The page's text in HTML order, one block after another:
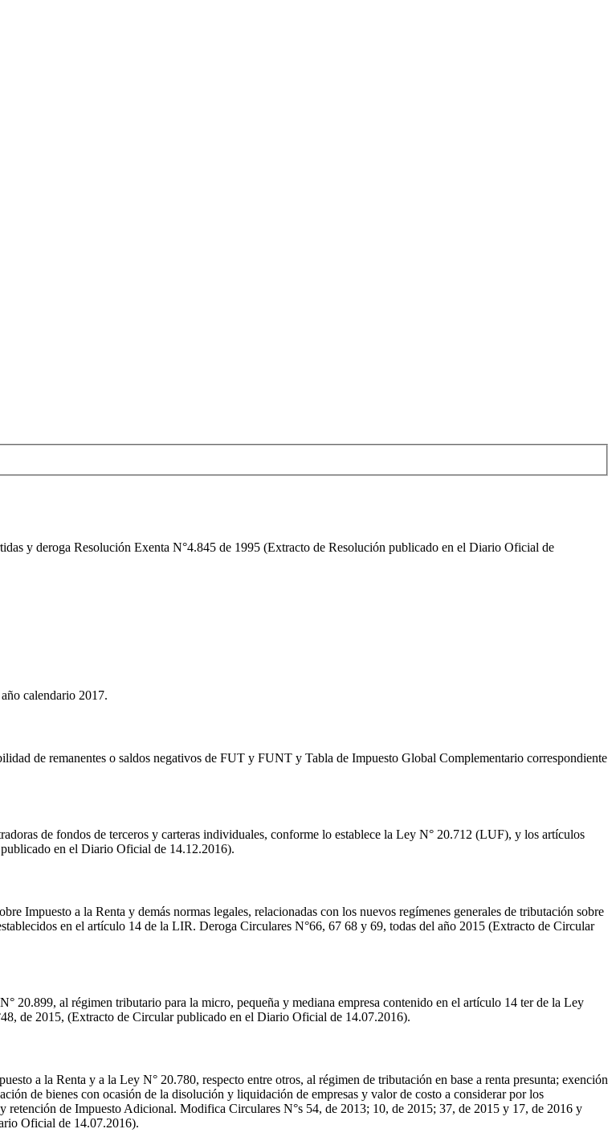
y deroga Resolución Exenta N°4.845 de 1995 (Extracto de Resolución publicado en el Diario Oficial de
calendario 2017.
de remanentes o saldos negativos de FUT y FUNT y Tabla de Impuesto Global Complementario correspondiente
de fondos de terceros y carteras individuales, conforme lo establece la Ley N° 20.712 (LUF), y los artículos
en el Diario Oficial de 14.12.2016).
Impuesto a la Renta y demás normas legales, relacionadas con los nuevos regímenes generales de tributación sobre
en el artículo 14 de la LIR. Deroga Circulares N°66, 67 68 y 69, todas del año 2015 (Extracto de Circular
20.899, al régimen tributario para la micro, pequeña y mediana empresa contenido en el artículo 14 ter de la Ley
de 2015, (Extracto de Circular publicado en el Diario Oficial de 14.07.2016).
a la Renta y a la Ley N° 20.780, respecto entre otros, al régimen de tributación en base a renta presunta; exención
de bienes con ocasión de la disolución y liquidación de empresas y valor de costo a considerar por los
retención de Impuesto Adicional. Modifica Circulares N°s 54, de 2013; 10, de 2015; 37, de 2015 y 17, de 2016 y
Oficial de 14.07.2016).